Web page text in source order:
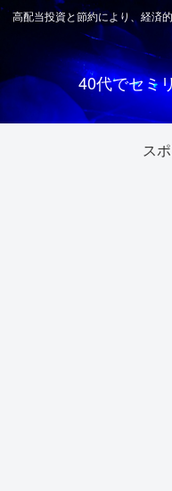
高配当投資と節約により、経済
40代でセミ
ス